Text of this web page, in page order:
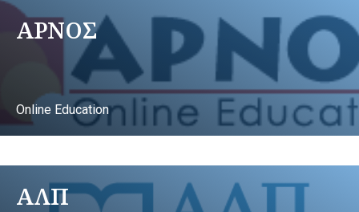
ΑΡΝΟΣ
Online Education
ΑΛΠ